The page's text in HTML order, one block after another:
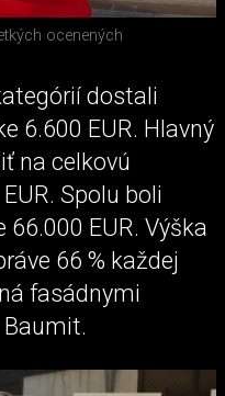
ocenených
dostali
6.600 EUR. Hlavný
na celkovú
Spolu boli
66.000 EUR. Výška
66 % každej
fasádnymi